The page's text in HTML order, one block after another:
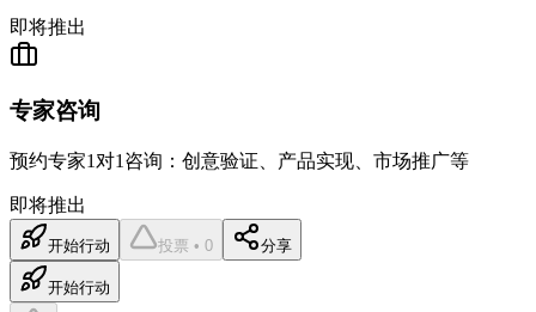
即将推出
专家咨询
预约专家1对1咨询：创意验证、产品实现、市场推广等
即将推出
开始行动 投票 • 0 分享
开始行动